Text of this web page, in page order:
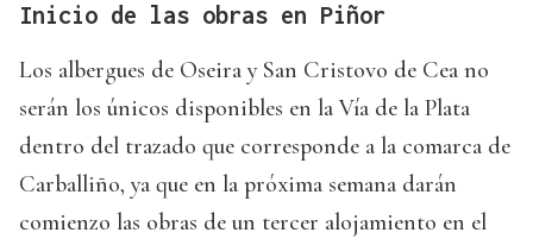
Inicio de las obras en Piñor
Los albergues de Oseira y San Cristovo de Cea no
serán los únicos disponibles en la Vía de la Plata
dentro del trazado que corresponde a la comarca de
Carballiño, ya que en la próxima semana darán
comienzo las obras de un tercer alojamiento en el